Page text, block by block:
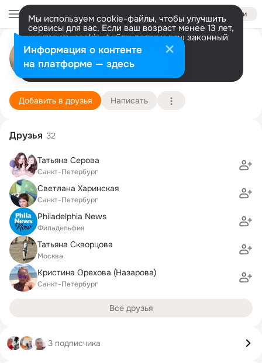
Войти
Мы используем cookie-файлы, чтобы улучшить
сервисы для вас. Если ваш возраст менее 13 лет,
настроить cookie-файлы должен ваш законный
представитель. Больше информации
Разрешить все Настроить
Мария Темкина
Филадельфия
272 гимназия
Подробнее
Добавить в друзья Написать
Друзья 32
Татьяна Серова
Санкт-Петербург
Светлана Харинская
Санкт-Петербург
Philadelphia News
Филадельфия
Татьяна Скворцова
Москва
Кристина Орехова (Назарова)
Санкт-Петербург
Все друзья
3 подписчика
Информация о контенте
на платформе — здесь